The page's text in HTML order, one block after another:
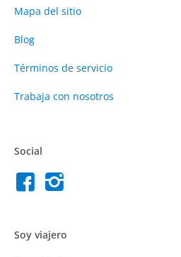
Mapa del sitio
Blog
Términos de servicio
Trabaja con nosotros
Social
Soy viajero